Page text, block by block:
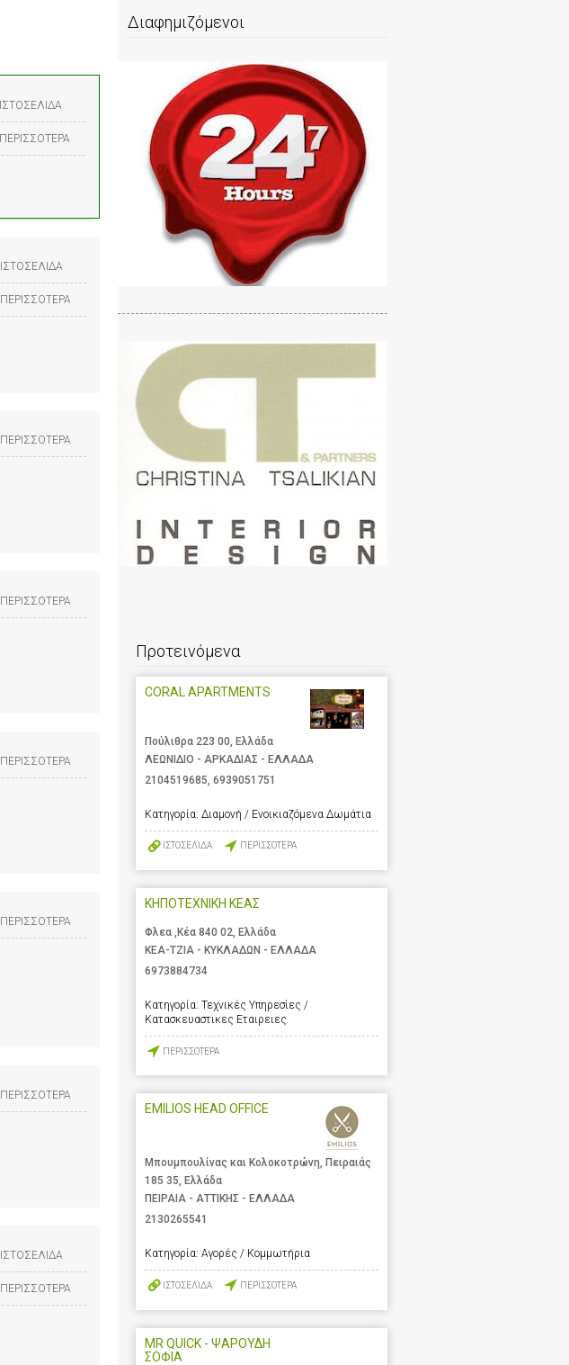
ΙΣΤΟΣΕΛΙΔΑ
ΠΕΡΙΣΣΟΤΕΡΑ
ΙΣΤΟΣΕΛΙΔΑ
ΠΕΡΙΣΣΟΤΕΡΑ
ΠΕΡΙΣΣΟΤΕΡΑ
ΠΕΡΙΣΣΟΤΕΡΑ
ΠΕΡΙΣΣΟΤΕΡΑ
ΠΕΡΙΣΣΟΤΕΡΑ
ΠΕΡΙΣΣΟΤΕΡΑ
ΙΣΤΟΣΕΛΙΔΑ
ΠΕΡΙΣΣΟΤΕΡΑ
Διαφημιζόμενοι
Προτεινόμενα
CORAL APARTMENTS
Πούλιθρα 223 00, Ελλάδα
ΛΕΩΝΙΔΙΟ - ΑΡΚΑΔΙΑΣ - ΕΛΛΑΔΑ
2104519685 6939051751
Κατηγορία: Διαμονή / Ενοικιαζόμενα Δωμάτια
ΙΣΤΟΣΕΛΙΔΑ ΠΕΡΙΣΣΟΤΕΡΑ
ΚΗΠΟΤΕΧΝΙΚΗ ΚΕΑΣ
Φλεα ,Κέα 840 02, Ελλάδα
ΚΕΑ-ΤΖΙΑ - ΚΥΚΛΑΔΩΝ - ΕΛΛΑΔΑ
6973884734
Κατηγορία: Τεχνικές Υπηρεσίες /
Κατασκευαστικες Εταιρειες
ΠΕΡΙΣΣΟΤΕΡΑ
EMILIOS HEAD OFFICE
Μπουμπουλίνας και Κολοκοτρώνη, Πειραιάς
185 35, Ελλάδα
ΠΕΙΡΑΙΑ - ΑΤΤΙΚΗΣ - ΕΛΛΑΔΑ
2130265541
Κατηγορία: Αγορές / Κομμωτήρια
ΙΣΤΟΣΕΛΙΔΑ ΠΕΡΙΣΣΟΤΕΡΑ
MR QUICK - ΨΑΡΟΥΔΗ
ΣΟΦΙΑ